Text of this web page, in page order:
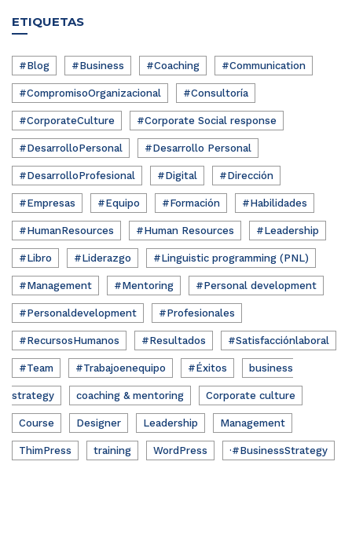
ETIQUETAS
#Blog #Business #Coaching #Communication
#CompromisoOrganizacional #Consultoría
#CorporateCulture #Corporate Social response
#DesarrolloPersonal #Desarrollo Personal
#DesarrolloProfesional #Digital #Dirección
#Empresas #Equipo #Formación #Habilidades
#HumanResources #Human Resources #Leadership
#Libro #Liderazgo #Linguistic programming (PNL)
#Management #Mentoring #Personal development
#Personaldevelopment #Profesionales
#RecursosHumanos #Resultados #Satisfacciónlaboral
#Team #Trabajoenequipo #Éxitos business
strategy coaching & mentoring Corporate culture
Course Designer Leadership Management
ThimPress training WordPress ·#BusinessStrategy